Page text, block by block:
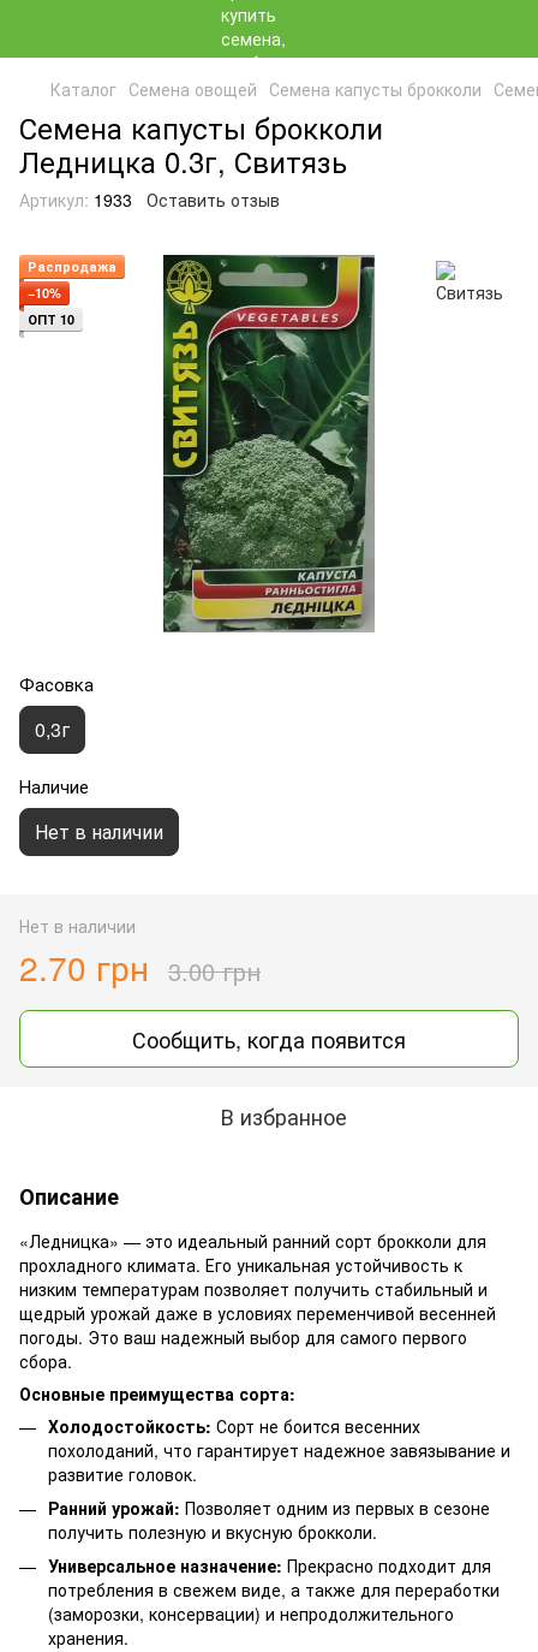
Каталог Семена овощей Семена капусты брокколи
Семена капусты брокколи
Ледницка 0.3г, Свитязь
Артикул: 1933 Оставить отзыв
Распродажа
−10%
ОПТ 10
Фасовка
0,3г
Наличие
Нет в наличии
Нет в наличии
2.70 грн 3.00 грн
Сообщить, когда появится
В избранное
Описание
«Ледницка» — это идеальный ранний сорт брокколи для
прохладного климата. Его уникальная устойчивость к
низким температурам позволяет получить стабильный и
щедрый урожай даже в условиях переменчивой весенней
погоды. Это ваш надежный выбор для самого первого
сбора.
Основные преимущества сорта:
Холодостойкость: Сорт не боится весенних
похолоданий, что гарантирует надежное завязывание и
развитие головок.
Ранний урожай: Позволяет одним из первых в сезоне
получить полезную и вкусную брокколи.
Универсальное назначение: Прекрасно подходит для
потребления в свежем виде, а также для переработки
(заморозки, консервации) и непродолжительного
хранения.